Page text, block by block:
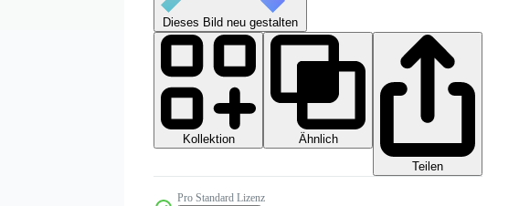
Dieses Bild neu gestalten
Kollektion
Ähnlich
Teilen
Pro Standard Lizenz